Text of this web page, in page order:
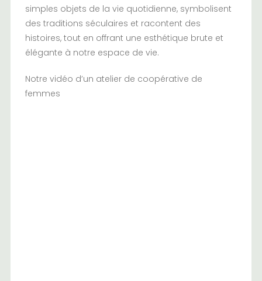
simples objets de la vie quotidienne, symbolisent
des traditions séculaires et racontent des
histoires, tout en offrant une esthétique brute et
élégante à notre espace de vie.
Notre vidéo d’un atelier de coopérative de
femmes